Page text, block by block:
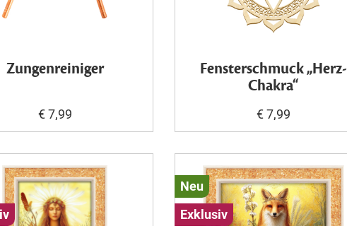
Zungenreiniger
€ 7,99
Fensterschmuck „Herz-
Chakra“
€ 7,99
Neu
Exklusiv